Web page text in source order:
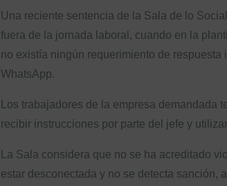
Una reciente sentencia de la Sala de lo
fuera de la jornada laboral, cuando en la
no existía ningún requerimiento de
WhatsApp.
Los trabajadores de la empresa
recibir instrucciones por parte del jefe y
La Sala considera que no se ha acreditado
estar desconectada y no se detecta sanción,